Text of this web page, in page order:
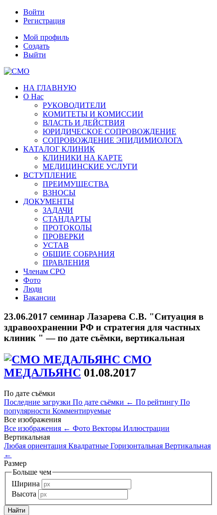
Войти
Регистрация
Мой профиль
Создать
Выйти
НА ГЛАВНУЮ
О Нас
РУКОВОДИТЕЛИ
КОМИТЕТЫ И КОМИССИИ
ВЛАСТЬ И ДЕЙСТВИЯ
ЮРИДИЧЕСКОЕ СОПРОВОЖДЕНИЕ
СОПРОВОЖДЕНИЕ ЭПИДИМИОЛОГА
КАТАЛОГ КЛИНИК
КЛИНИКИ НА КАРТЕ
МЕДИЦИНСКИЕ УСЛУГИ
ВСТУПЛЕНИЕ
ПРЕИМУЩЕСТВА
ВЗНОСЫ
ДОКУМЕНТЫ
ЗАДАЧИ
СТАНДАРТЫ
ПРОТОКОЛЫ
ПРОВЕРКИ
УСТАВ
ОБЩИЕ СОБРАНИЯ
ПРАВЛЕНИЯ
Членам СРО
Фото
Люди
Вакансии
23.06.2017 семинар Лазарева С.В. "Ситуация в
здравоохранении РФ и стратегия для частных
клиник " — по дате съёмки, вертикальная
СМО
МЕДАЛЬЯНС 01.08.2017
По дате съёмки
Последние загрузки По дате съёмки ← По рейтингу По
популярности Комментируемые
Все изображения
Все изображения ← Фото Векторы Иллюстрации
Вертикальная
Любая ориентация Квадратные Горизонтальная Вертикальная
←
Размер
Больше чем
Ширина
Высота